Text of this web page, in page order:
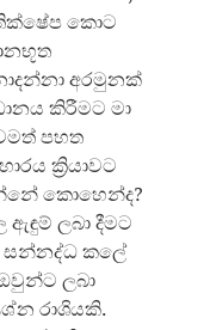
කොට
අරමුනක්
කිරීමට මා
පහත
ක්‍රියාවට
කොහෙන්ද?
ලබා දීමට
සන්නද්ධ කලේ
ලබා
රාශියකි.